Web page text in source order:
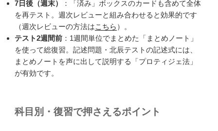
7日後（週末）
：「済み」ボックスのカードも含めて全体
を再テスト。週次レビューと組み合わせると効果的です
（週次レビューの方法はこちら ）。
テスト2週間前 ：1週間単位でまとめた「まとめノート」
を使って総復習。記述問題・北辰テストの記述式には、
まとめノートを声に出して説明する「プロティジェ法」
が有効です。
科目別・復習で押さえるポイント